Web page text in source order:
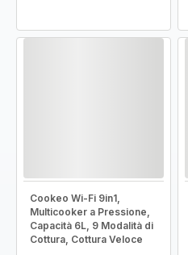
Cookeo Wi-Fi 9in1,
Multicooker a Pressione,
Capacità 6L, 9 Modalità di
Cottura, Cottura Veloce